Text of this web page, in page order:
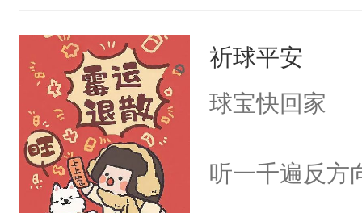
祈球平安
球宝快回家
听一千遍反方